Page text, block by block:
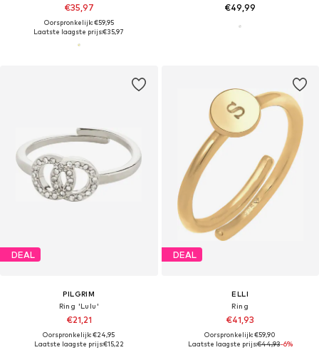
€35,97
Oorspronkelijk: €59,95
Laatste laagste prijs:€35,97
€49,99
DEAL
PILGRIM
Ring 'Lulu'
€21,21
Oorspronkelijk: €24,95
Laatste laagste prijs:€15,22
DEAL
ELLI
Ring
€41,93
Oorspronkelijk: €59,90
Laatste laagste prijs:€44,93-6%